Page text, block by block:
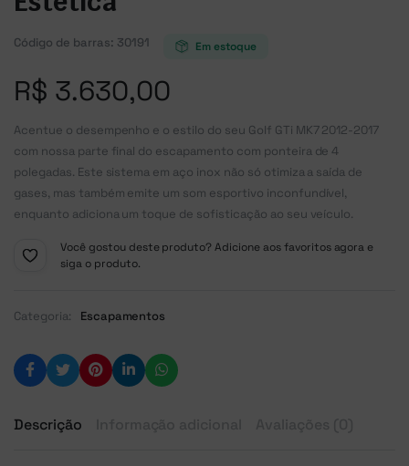
Código de barras: 30191 Em estoque
R$ 3.630,00
Acentue o desempenho e o estilo do seu Golf GTi MK7 2012-2017
com nossa parte final do escapamento com ponteira de 4
polegadas. Este sistema em aço inox não só otimiza a saída de
gases, mas também emite um som esportivo inconfundível,
enquanto adiciona um toque de sofisticação ao seu veículo.
Você gostou deste produto? Adicione aos favoritos agora e
siga o produto.
Categoria: Escapamentos
Descrição